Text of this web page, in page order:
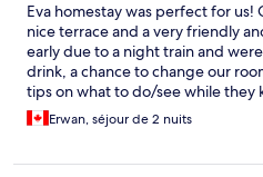
Eva homestay was perfect for
nice terrace and a very friendly
early due to a night train and
drink, a chance to change our
tips on what to do/see while
little things so very helpful when
Hue!
Erwan, séjour de 2 nuits